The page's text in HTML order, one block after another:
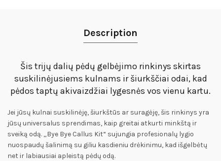
Description
Šis trijų dalių pėdų gelbėjimo rinkinys skirtas
suskilinėjusiems kulnams ir šiurkščiai odai, kad
pėdos taptų akivaizdžiai lygesnės vos vienu kartu.
Jei jūsų kulnai suskilinėję, šiurkštūs ar suragėję, šis rinkinys yra
jūsų universalus sprendimas, kaip greitai atkurti minkštą ir
sveiką odą. „Bye Bye Callus Kit“ sujungia profesionalų lygio
nuospaudų šalinimą su giliu kasdieniu drėkinimu, kad išgelbėtų
net ir labiausiai apleistą pėdų odą.